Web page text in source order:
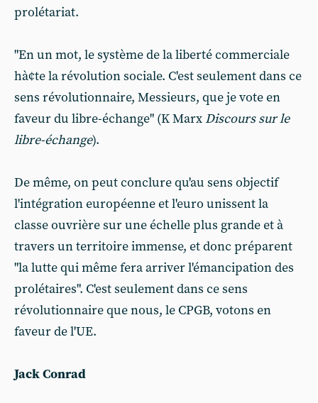
prolétariat.
"En un mot, le système de la liberté commerciale
hà¢te la révolution sociale. C'est seulement dans ce
sens révolutionnaire, Messieurs, que je vote en
faveur du libre-échange" (K Marx Discours sur le
libre-échange).
De même, on peut conclure qu'au sens objectif
l'intégration européenne et l'euro unissent la
classe ouvrière sur une échelle plus grande et à
travers un territoire immense, et donc préparent
"la lutte qui même fera arriver l'émancipation des
prolétaires". C'est seulement dans ce sens
révolutionnaire que nous, le CPGB, votons en
faveur de l'UE.
Jack Conrad